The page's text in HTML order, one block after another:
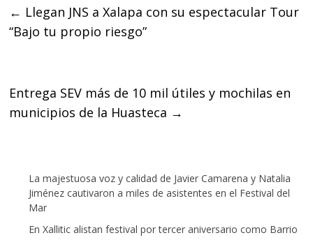
b
o
t
e
s
A
← Llegan JNS a Xalapa con su espectacular Tour
“Bajo tu propio riesgo”
Entrega SEV más de 10 mil útiles y mochilas en
municipios de la Huasteca →
La majestuosa voz y calidad de Javier Camarena y Natalia
Jiménez cautivaron a miles de asistentes en el Festival del
Mar
En Xallitic alistan festival por tercer aniversario como Barrio